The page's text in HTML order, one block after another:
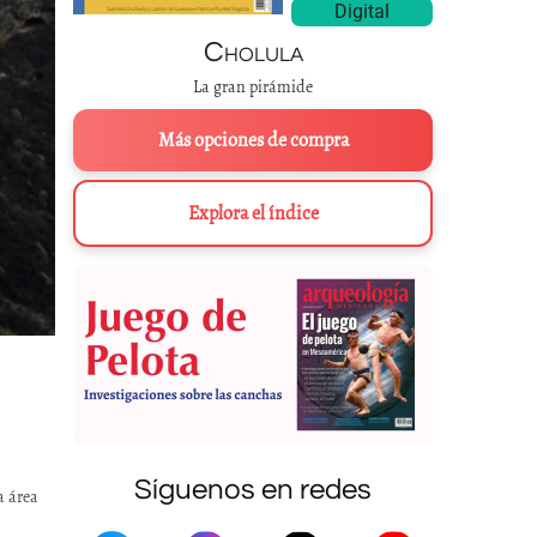
área
Digital
Cholula
La gran pirámide
Más opciones de compra
Explora el índice
Síguenos en redes